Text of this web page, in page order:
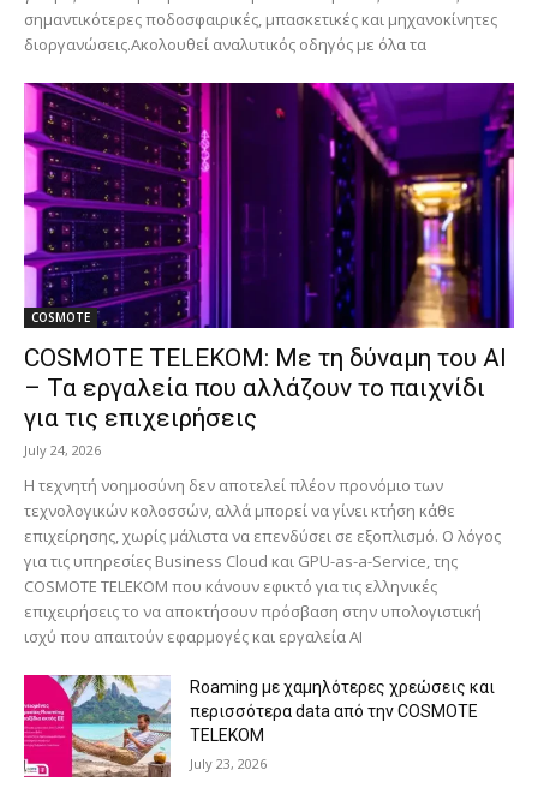
σημαντικότερες ποδοσφαιρικές, μπασκετικές και μηχανοκίνητες
διοργανώσεις.Ακολουθεί αναλυτικός οδηγός με όλα τα
COSMOTE
COSMOTE TELEKOM: Με τη δύναμη του AI
– Τα εργαλεία που αλλάζουν το παιχνίδι
για τις επιχειρήσεις
July 24, 2026
Η τεχνητή νοημοσύνη δεν αποτελεί πλέον προνόμιο των
τεχνολογικών κολοσσών, αλλά μπορεί να γίνει κτήση κάθε
επιχείρησης, χωρίς μάλιστα να επενδύσει σε εξοπλισμό. Ο λόγος
για τις υπηρεσίες Business Cloud και GPU-as-a-Service, της
COSMOTE TELEKOM που κάνουν εφικτό για τις ελληνικές
επιχειρήσεις το να αποκτήσουν πρόσβαση στην υπολογιστική
ισχύ που απαιτούν εφαρμογές και εργαλεία AI
Roaming με χαμηλότερες χρεώσεις και
περισσότερα data από την COSMOTE
TELEKOM
July 23, 2026